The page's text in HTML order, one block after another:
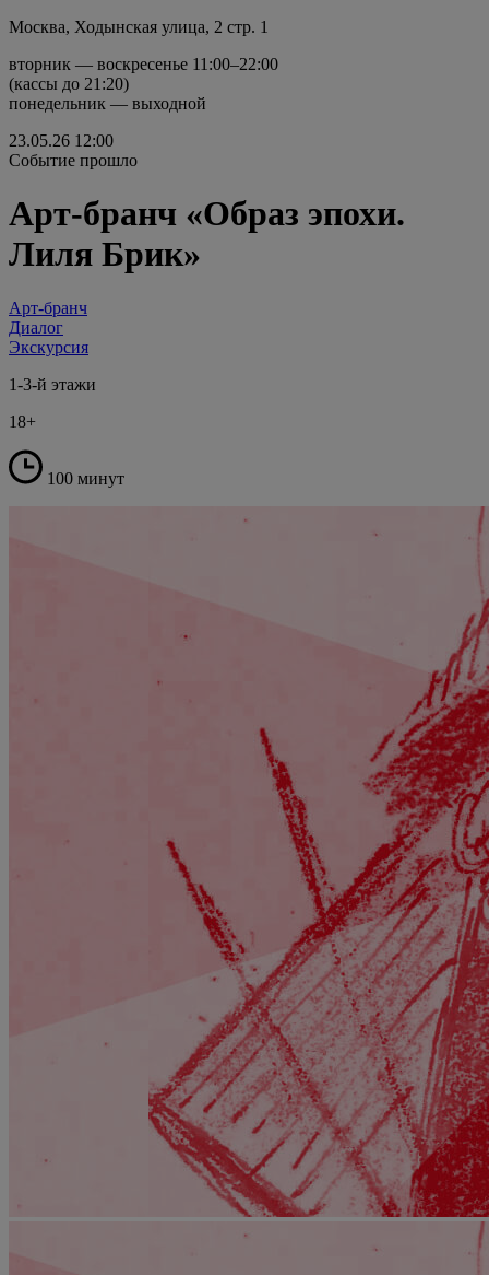
Москва, Ходынская улица, 2 стр. 1
вторник — воскресенье 11:00–22:00
(кассы до 21:20)
понедельник — выходной
23.05.26 12:00
Событие прошло
Арт-бранч «Образ эпохи.
Лиля Брик»
Арт-бранч
Диалог
Экскурсия
1-3-й этажи
18+
100 минут